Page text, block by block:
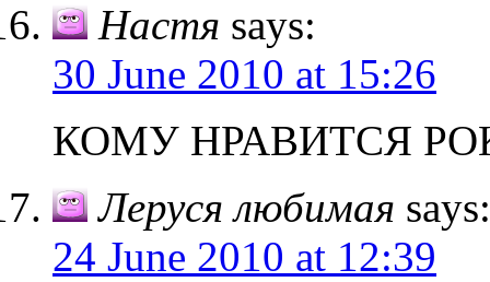
Настя says:
30 June 2010 at 15:26
КОМУ НРАВИТСЯ
Леруся любимая says:
24 June 2010 at 12:39